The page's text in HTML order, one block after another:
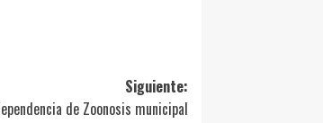
Siguiente:
de Zoonosis municipal